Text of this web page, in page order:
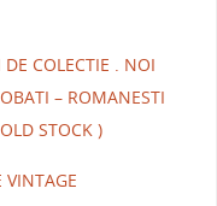
COLECTIE . NOI
– ROMANESTI
STOCK )
VINTAGE